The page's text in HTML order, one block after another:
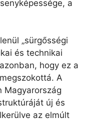
a
„sürgősségi
és technikai
hogy ez a
A
Magyarország
új és
az elmúlt